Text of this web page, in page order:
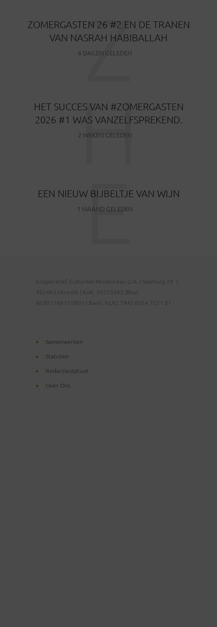
ZOMERGASTEN 26 #2 EN DE TRANEN
VAN NASRAH HABIBALLAH
6 DAGEN GELEDEN
Z
HET SUCCES VAN #ZOMERGASTEN
2026 #1 WAS VANZELFSPREKEND.
2 WEKEN GELEDEN
H
EEN NIEUW BIJBELTJE VAN WIJN
1 MAAND GELEDEN
E
Coöperatief Cultureel Persbureau U.A. | Salzburg 29 |
3524KS Utrecht | KvK: 55573592 |Btw:
NL851769731B01 | Bank: NL92 TRIO 0254 7521 01
Samenwerken
Statuten
Redactiestatuut
Over Ons